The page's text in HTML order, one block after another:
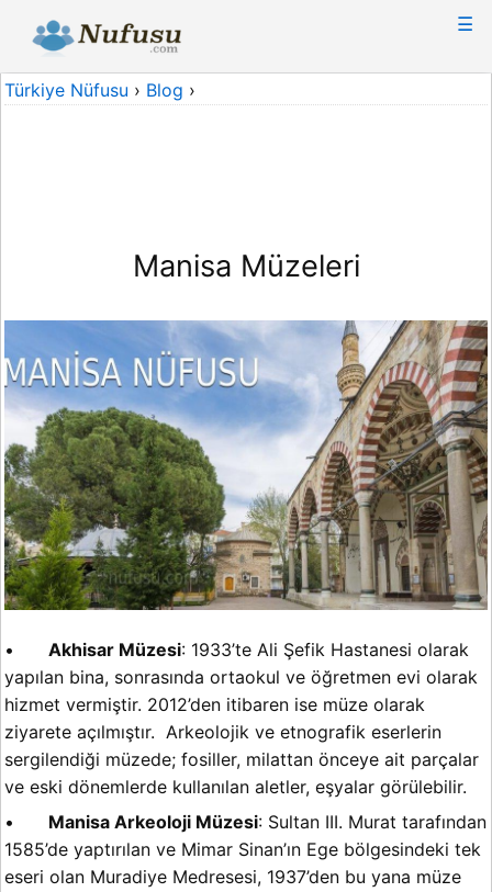
☰
Türkiye Nüfusu › Blog ›
Manisa Müzeleri
• Akhisar Müzesi: 1933’te Ali Şefik Hastanesi olarak
yapılan bina, sonrasında ortaokul ve öğretmen evi olarak
hizmet vermiştir. 2012’den itibaren ise müze olarak
ziyarete açılmıştır. Arkeolojik ve etnografik eserlerin
sergilendiği müzede; fosiller, milattan önceye ait parçalar
ve eski dönemlerde kullanılan aletler, eşyalar görülebilir.
•
Manisa Arkeoloji Müzesi: Sultan III. Murat tarafından
1585’de yaptırılan ve Mimar Sinan’ın Ege bölgesindeki tek
eseri olan Muradiye Medresesi, 1937’den bu yana müze